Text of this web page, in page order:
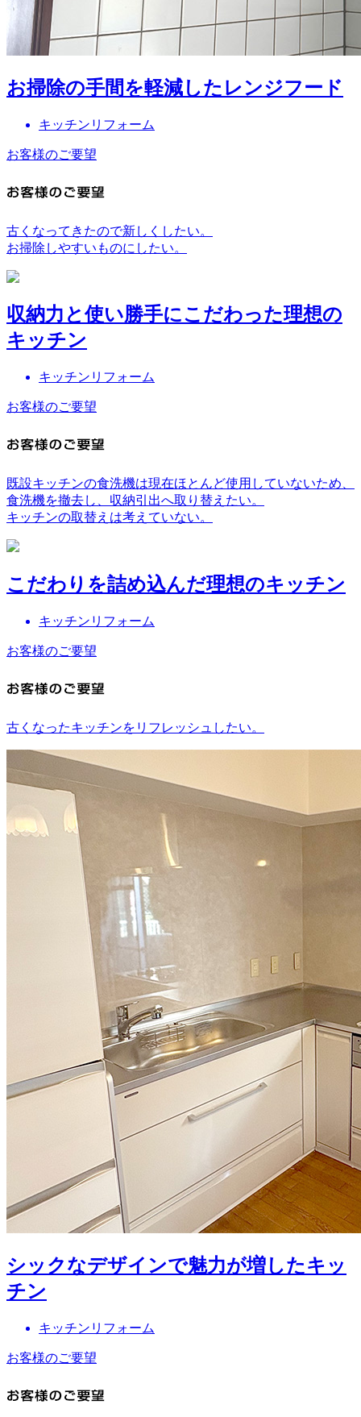
お掃除の手間を軽減したレンジフード
キッチンリフォーム
お客様のご要望
古くなってきたので新しくしたい。
お掃除しやすいものにしたい。
収納力と使い勝手にこだわった理想の
キッチン
キッチンリフォーム
お客様のご要望
既設キッチンの食洗機は現在ほとんど使用していないため、
食洗機を撤去し、収納引出へ取り替えたい。
キッチンの取替えは考えていない。
こだわりを詰め込んだ理想のキッチン
キッチンリフォーム
お客様のご要望
古くなったキッチンをリフレッシュしたい。
シックなデザインで魅力が増したキッ
チン
キッチンリフォーム
お客様のご要望